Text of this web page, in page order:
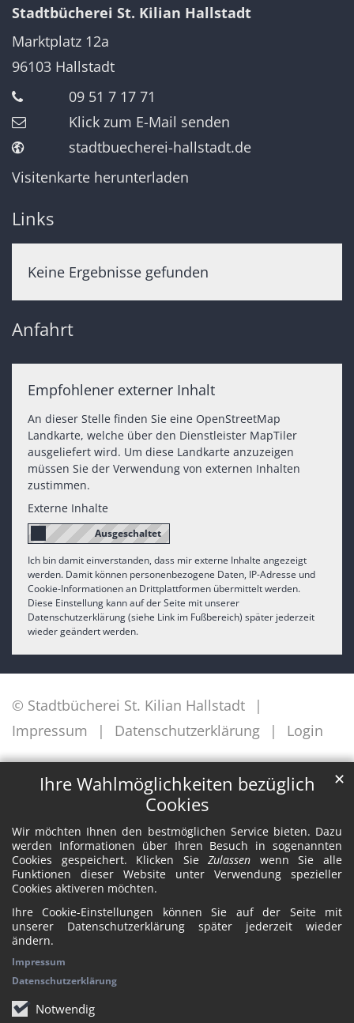
Ihre Wahlmöglichkeiten bezüglich
Cookies
Wir möchten Ihnen den bestmöglichen Service bieten. Dazu
werden Informationen über Ihren Besuch in sogenannten
Cookies gespeichert. Klicken SieZulassen wenn Sie alle
Funktionen dieser Website unter Verwendung spezieller
Cookies aktiveren möchten.
Ihre Cookie-Einstellungen können Sie auf der Seite mit
unserer Datenschutzerklärung später jederzeit wieder
ändern.
Notwendig
✕
Impressum
Datenschutzerklärung
Stadtbücherei St. Kilian Hallstadt
Marktplatz 12a
96103 Hallstadt
09 51 7 17 71
Klick zum E-Mail senden
stadtbuecherei-hallstadt.de
Visitenkarte herunterladen
Links
Keine Ergebnisse gefunden
Anfahrt
Empfohlener externer Inhalt
An dieser Stelle finden Sie eine OpenStreetMap
Landkarte, welche über den Dienstleister MapTiler
ausgeliefert wird. Um diese Landkarte anzuzeigen
müssen Sie der Verwendung von externen Inhalten
zustimmen.
Externe Inhalte
Ich bin damit einverstanden, dass mir externe Inhalte angezeigt
werden. Damit können personenbezogene Daten, IP-Adresse und
Cookie-Informationen an Drittplattformen übermittelt werden.
Diese Einstellung kann auf der Seite mit unserer
Datenschutzerklärung (siehe Link im Fußbereich) später jederzeit
wieder geändert werden.
© Stadtbücherei St. Kilian Hallstadt
Impressum
Datenschutzerklärung Login